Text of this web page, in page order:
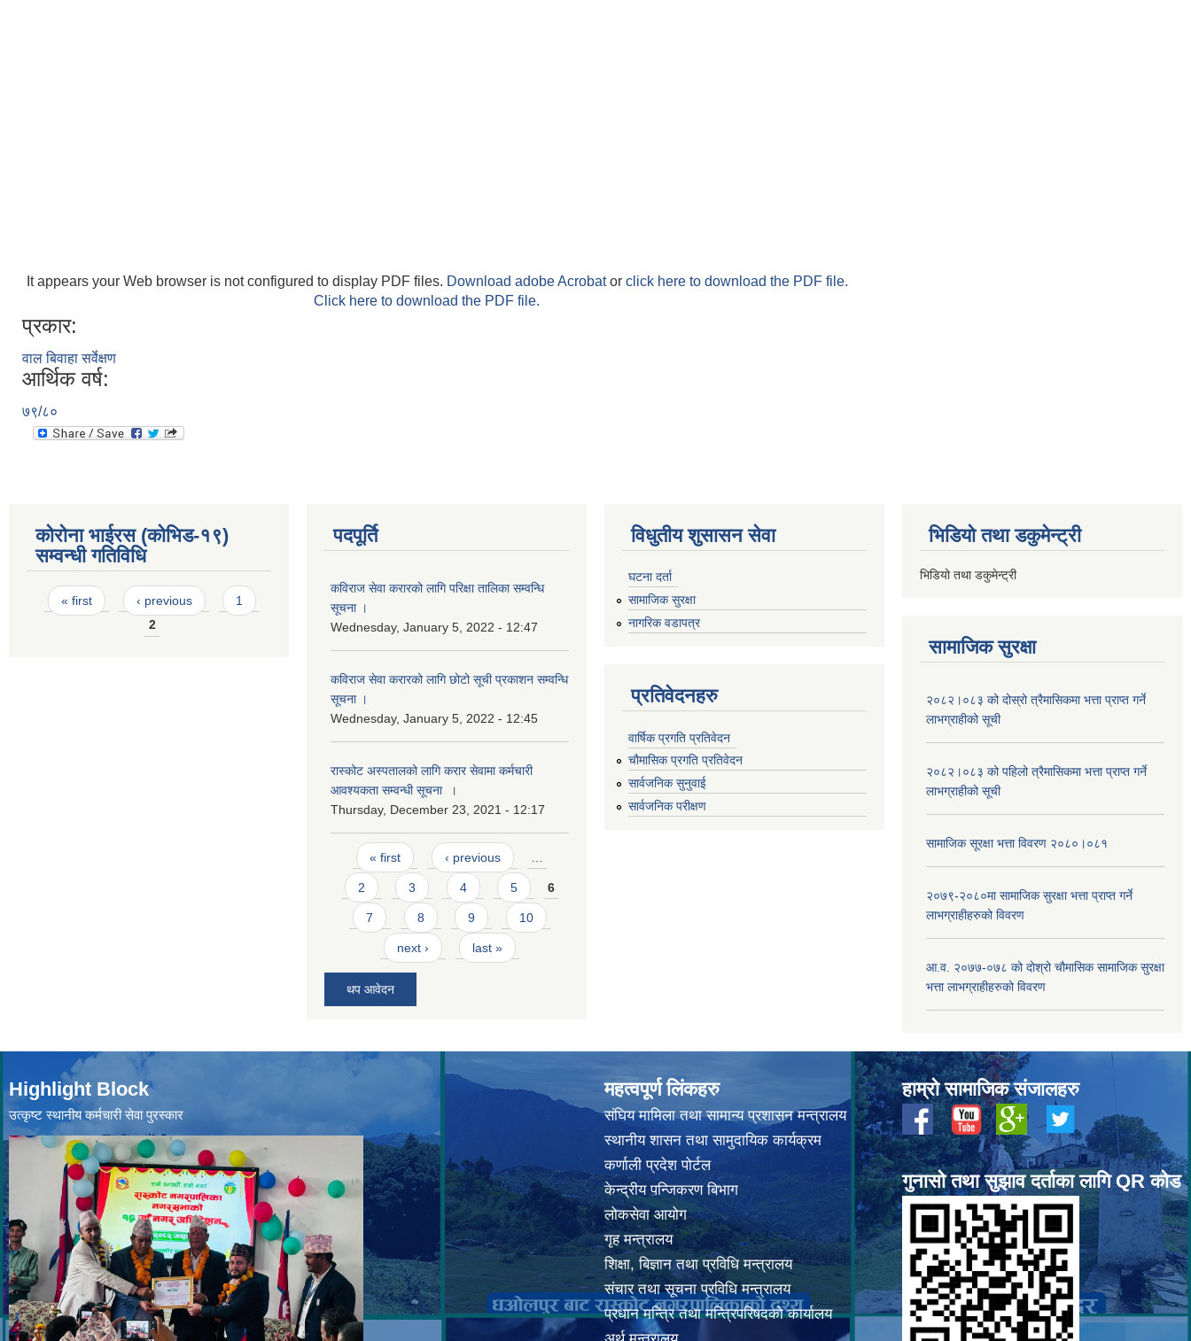
It appears your Web browser is not configured to display PDF files. Download adobe Acrobator click here to download the PDF file.
Click here to download the PDF file.
प्रकार:
वाल बिवाहा सर्वेक्षण
आर्थिक वर्ष:
७९/८०
कोरोना भाईरस (कोभिड-१९)
सम्वन्धी गतिविधि
Pages
« first ‹ previous
1
2
पदपूर्ति
कविराज सेवा करारको लागि परिक्षा तालिका सम्वन्धि
सूचना ।
Wednesday, January 5, 2022 - 12:47
कविराज सेवा करारको लागि छोटो सूची प्रकाशन सम्वन्धि
सूचना ।
Wednesday, January 5, 2022 - 12:45
रास्‍कोट अस्पतालको लागि करार सेवामा कर्मचारी
आवश्यकता सम्वन्धी सूचना ।
Thursday, December 23, 2021 - 12:17
Pages
« first ‹ previous
2 3 4 5 6
7 8 9 10
next › last »
थप आवेदन
विधुतीय शुसासन सेवा
घटना दर्ता
सामाजिक सुरक्षा
नागरिक वडापत्र
प्रतिवेदनहरु
वार्षिक प्रगति प्रतिवेदन
चौमासिक प्रगति प्रतिवेदन
सार्वजनिक सुनुवाई
सार्वजनिक परीक्षण
भिडियो तथा डकुमेन्ट्री
भिडियो तथा डकुमेन्ट्री
सामाजिक सुरक्षा
२०८२।०८३ को दोस्रो त्रैमासिकमा भत्ता प्राप्‍त गर्ने
लाभग्राहीको सूची
२०८२।०८३ को पहिलो त्रैमासिकमा भत्ता प्राप्‍त गर्ने
लाभग्राहीको सूची
सामाजिक सूरक्षा भत्ता विवरण २०८०।०८१
२०७९-२०८०मा सामाजिक सुरक्षा भत्ता प्राप्त गर्ने
लाभग्राहीहरुको विवरण
आ.व. २०७७-०७८ को दोश्रो चौमासिक सामाजिक सुरक्षा
भत्ता लाभग्राहीहरुको विवरण
Highlight Block
उत्‍कृष्ट स्थानीय कर्मचारी सेवा पुरस्कार
महत्वपूर्ण लिंकहरु
संघिय मामिला तथा सामान्य प्रशासन मन्त्रालय
स्थानीय शासन तथा सामुदायिक कार्यक्रम
कर्णाली प्रदेश पोर्टल
केन्द्रीय पन्जिकरण बिभाग
लोकसेवा आयोग
गृह मन्त्रालय
शिक्षा, बिज्ञान तथा प्रविधि मन्त्रालय
संचार तथा सूचना प्रविधि मन्त्रालय
प्रधान मन्त्रि तथा मन्त्रिपरिषदको कार्यालय
हाम्रो सामाजिक संजालहरु
गुनासो तथा सुझाव दर्ताका लागि QR कोड